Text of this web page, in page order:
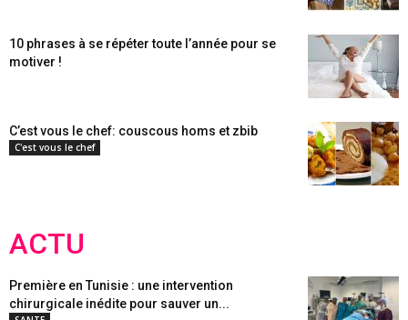
10 phrases à se répéter toute l’année pour se
motiver !
C’est vous le chef: couscous homs et zbib
C'est vous le chef
ACTU
Première en Tunisie : une intervention
chirurgicale inédite pour sauver un...